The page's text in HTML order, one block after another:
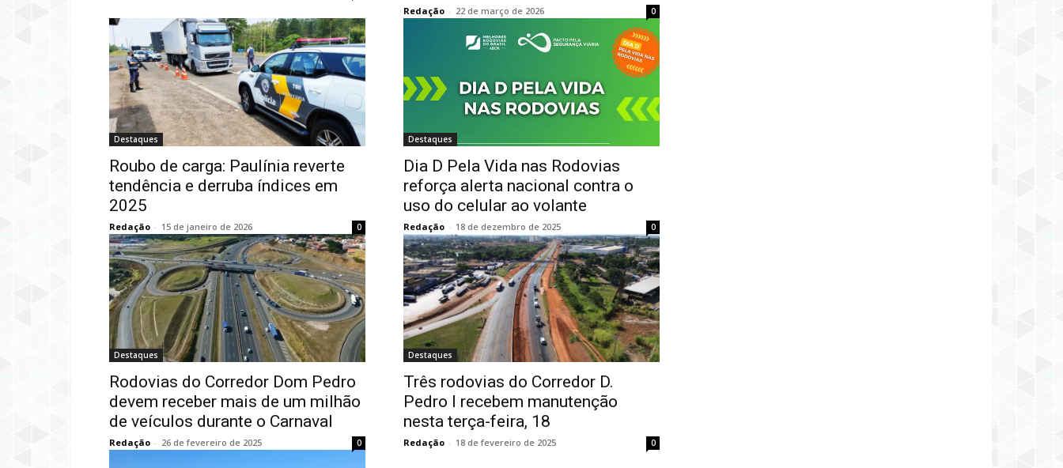
Redação - 22 de março de 2026 0
Destaques
Roubo de carga: Paulínia reverte
tendência e derruba índices em
2025
Redação - 15 de janeiro de 2026 0
Destaques
Dia D Pela Vida nas Rodovias
reforça alerta nacional contra o
uso do celular ao volante
Redação - 18 de dezembro de 2025 0
Destaques
Rodovias do Corredor Dom Pedro
devem receber mais de um milhão
de veículos durante o Carnaval
Redação - 26 de fevereiro de 2025 0
Destaques
Três rodovias do Corredor D.
Pedro I recebem manutenção
nesta terça-feira, 18
Redação - 18 de fevereiro de 2025 0